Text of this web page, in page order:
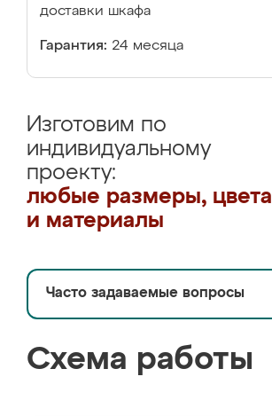
доставки шкафа
Гарантия: 24 месяца
Изготовим по
индивидуальному
проекту:
любые размеры, цвета
и материалы
Часто задаваемые вопросы
Схема работы